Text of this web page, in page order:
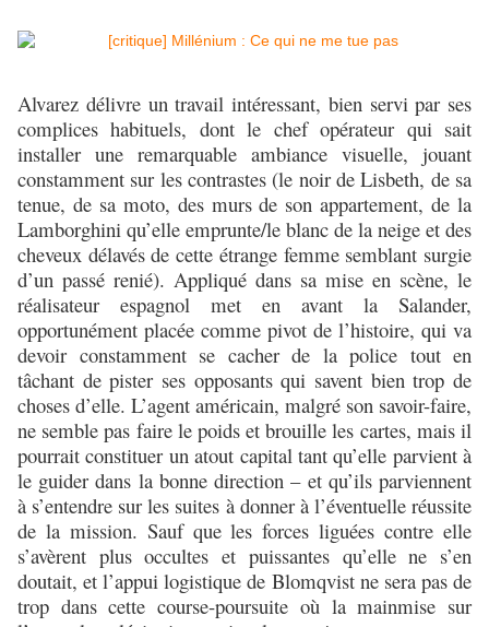
Alvarez délivre un travail intéressant, bien servi par ses
complices habituels, dont le chef opérateur qui sait
installer une remarquable ambiance visuelle, jouant
constamment sur les contrastes (le noir de Lisbeth, de sa
tenue, de sa moto, des murs de son appartement, de la
Lamborghini qu’elle emprunte/le blanc de la neige et des
cheveux délavés de cette étrange femme semblant surgie
d’un passé renié). Appliqué dans sa mise en scène, le
réalisateur espagnol met en avant la Salander,
opportunément placée comme pivot de l’histoire, qui va
devoir constamment se cacher de la police tout en
tâchant de pister ses opposants qui savent bien trop de
choses d’elle. L’agent américain, malgré son savoir-faire,
ne semble pas faire le poids et brouille les cartes, mais il
pourrait constituer un atout capital tant qu’elle parvient à
le guider dans la bonne direction – et qu’ils parviennent
à s’entendre sur les suites à donner à l’éventuelle réussite
de la mission. Sauf que les forces liguées contre elle
s’avèrent plus occultes et puissantes qu’elle ne s’en
doutait, et l’appui logistique de Blomqvist ne sera pas de
trop dans cette course-poursuite où la mainmise sur